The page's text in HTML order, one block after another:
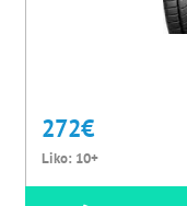
272€
Liko: 10+